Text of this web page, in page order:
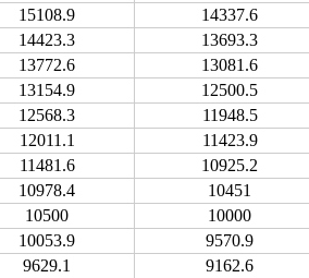
15108.9
14337.6
14423.3
13693.3
13772.6
13081.6
13154.9
12500.5
12568.3
11948.5
12011.1
11423.9
11481.6
10925.2
10978.4
10451
10500
10000
10053.9
9570.9
9629.1 9162.6